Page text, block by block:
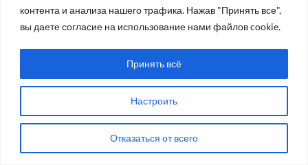
контента и анализа нашего трафика. Нажав "Принять все",
вы даете согласие на использование нами файлов cookie.
Настроить
Отказаться от всего
Принять всё
Курсы китайского языка с нуля: с чего начать
Август 2026